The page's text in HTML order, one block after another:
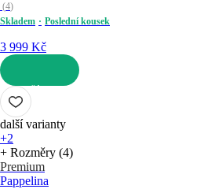
(4)
Skladem
Poslední kousek
3 999 Kč
DO KOŠÍKU
další varianty
+2
+ Rozměry (4)
Premium
Pappelina